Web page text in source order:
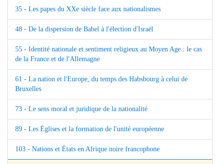
35 - Les papes du XXe siècle face aux nationalismes
48 - De la dispersion de Babel à l'élection d'Israël
55 - Identité nationale et sentiment religieux au Moyen Age : le cas
de la France et de l'Allemagne
61 - La nation et l'Europe, du temps des Habsbourg à celui de
Bruxelles
73 - Le sens moral et juridique de la nationalité
89 - Les Églises et la formation de l'unité européenne
103 - Nations et États en Afrique noire francophone